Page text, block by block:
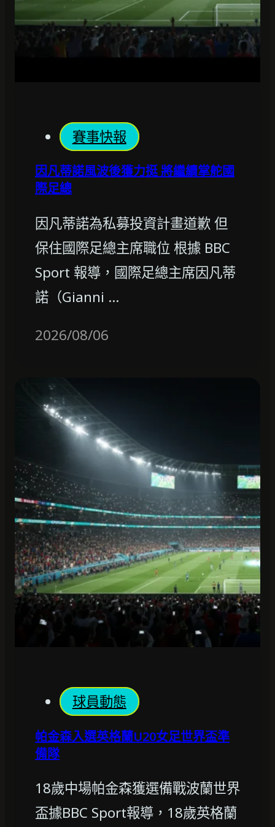
賽事快報
因凡蒂諾風波後獲力挺 將繼續掌舵國
際足總
因凡蒂諾為私募投資計畫道歉 但
保住國際足總主席職位 根據 BBC
Sport 報導，國際足總主席因凡蒂
諾（Gianni …
2026/08/06
球員動態
帕金森入選英格蘭U20女足世界盃準
備隊
18歲中場帕金森獲選備戰波蘭世界
盃據BBC Sport報導，18歲英格蘭